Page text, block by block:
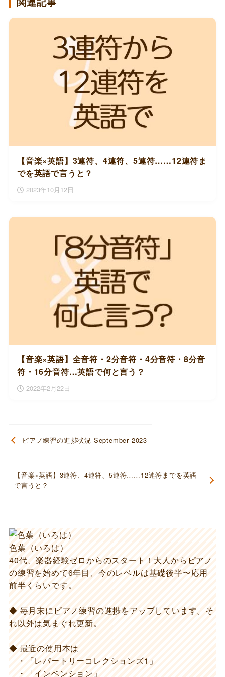
【音楽×英語】3連符、4連符、5連符……12連符ま
でを英語で言うと？
2023年10月12日
【音楽×英語】全音符・2分音符・4分音符・8分音
符・16分音符…英語で何と言う？
2022年2月22日
ピアノ練習の進捗状況 September 2023
【音楽×英語】3連符、4連符、5連符……12連符までを英語
で言うと？
色葉（いろは）
40代、楽器経験ゼロからのスタート！大人からピアノ
の練習を始めて6年目、今のレベルは基礎後半〜応用
前半くらいです。
◆ 毎月末にピアノ練習の進捗をアップしています。そ
れ以外は気まぐれ更新。
◆ 最近の使用本は
・「レパートリーコレクションズ1」
・「インベンション」